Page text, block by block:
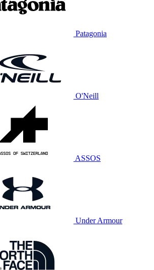
Patagonia
O'Neill
ASSOS
Under Armour